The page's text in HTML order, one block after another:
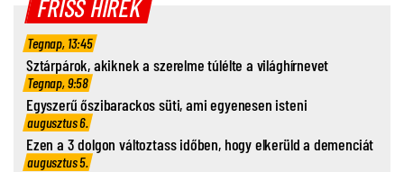
FRISS HÍREK
Tegnap, 13:45
Sztárpárok, akiknek a szerelme túlélte a világhírnevet
Tegnap, 9:58
Egyszerű őszibarackos süti, ami egyenesen isteni
augusztus 6.
Ezen a 3 dolgon változtass időben, hogy elkerüld a demenciát
augusztus 5.